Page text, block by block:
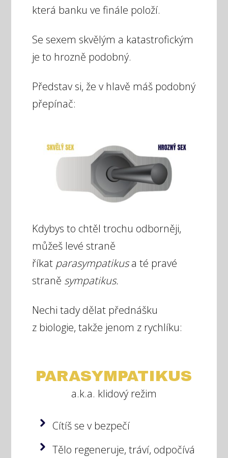
která banku ve finále položí.
Se sexem skvělým a katastrofickým
je to hrozně podobný.
Představ si, že v hlavě máš podobný
přepínač:
Kdybys to chtěl trochu odborněji,
můžeš levé straně
říkat parasympatikusa té pravé
straně sympatikus.
Nechi tady dělat přednášku
z biologie, takže jenom z rychlíku:
PARASYMPATIKUS
a.k.a. klidový režim
Cítíš se v bezpečí
Tělo regeneruje, tráví, odpočívá